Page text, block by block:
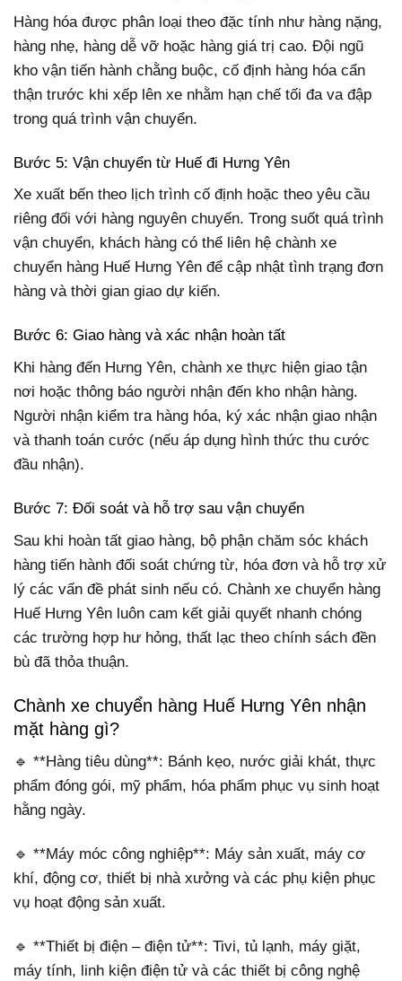
Hàng hóa được phân loại theo đặc tính như hàng nặng,
hàng nhẹ, hàng dễ vỡ hoặc hàng giá trị cao. Đội ngũ
kho vận tiến hành chằng buộc, cố định hàng hóa cẩn
thận trước khi xếp lên xe nhằm hạn chế tối đa va đập
trong quá trình vận chuyển.
Bước 5: Vận chuyển từ Huế đi Hưng Yên
Xe xuất bến theo lịch trình cố định hoặc theo yêu cầu
riêng đối với hàng nguyên chuyến. Trong suốt quá trình
vận chuyển, khách hàng có thể liên hệ chành xe
chuyển hàng Huế Hưng Yên để cập nhật tình trạng đơn
hàng và thời gian giao dự kiến.
Bước 6: Giao hàng và xác nhận hoàn tất
Khi hàng đến Hưng Yên, chành xe thực hiện giao tận
nơi hoặc thông báo người nhận đến kho nhận hàng.
Người nhận kiểm tra hàng hóa, ký xác nhận giao nhận
và thanh toán cước (nếu áp dụng hình thức thu cước
đầu nhận).
Bước 7: Đối soát và hỗ trợ sau vận chuyển
Sau khi hoàn tất giao hàng, bộ phận chăm sóc khách
hàng tiến hành đối soát chứng từ, hóa đơn và hỗ trợ xử
lý các vấn đề phát sinh nếu có. Chành xe chuyển hàng
Huế Hưng Yên luôn cam kết giải quyết nhanh chóng
các trường hợp hư hỏng, thất lạc theo chính sách đền
bù đã thỏa thuận.
Chành xe chuyển hàng Huế Hưng Yên nhận
mặt hàng gì?
🔹 **Hàng tiêu dùng**: Bánh kẹo, nước giải khát, thực
phẩm đóng gói, mỹ phẩm, hóa phẩm phục vụ sinh hoạt
hằng ngày.
🔹 **Máy móc công nghiệp**: Máy sản xuất, máy cơ
khí, động cơ, thiết bị nhà xưởng và các phụ kiện phục
vụ hoạt động sản xuất.
🔹 **Thiết bị điện – điện tử**: Tivi, tủ lạnh, máy giặt,
máy tính, linh kiện điện tử và các thiết bị công nghệ